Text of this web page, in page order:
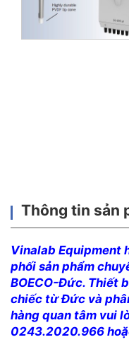
Thông tin sản
Vinalab Equipment
phối sản phẩm
BOECO-Đức. Thiết
chiếc từ Đức và
hàng quan tâm vui
0243.2020.966